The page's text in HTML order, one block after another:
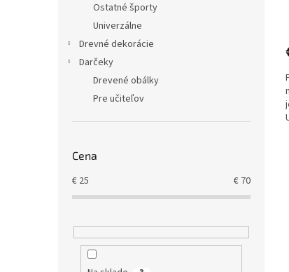
Ostatné športy
Univerzálne
Drevné dekorácie
Darčeky
Drevené obálky
Pre učiteľov
Cena
€ 25 € 70